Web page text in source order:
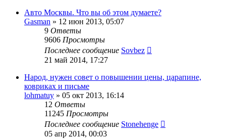
Авто Москвы. Что вы об этом думаете?
Gasman » 12 июн 2013, 05:07
9 Ответы
9606 Просмотры
Последнее сообщение Sovbez
21 май 2014, 17:27
Народ, нужен совет о повышении цены, царапине,
ковриках и письме
lohmatuy » 05 окт 2013, 16:14
12 Ответы
11245 Просмотры
Последнее сообщение Stonehenge
05 апр 2014, 00:03